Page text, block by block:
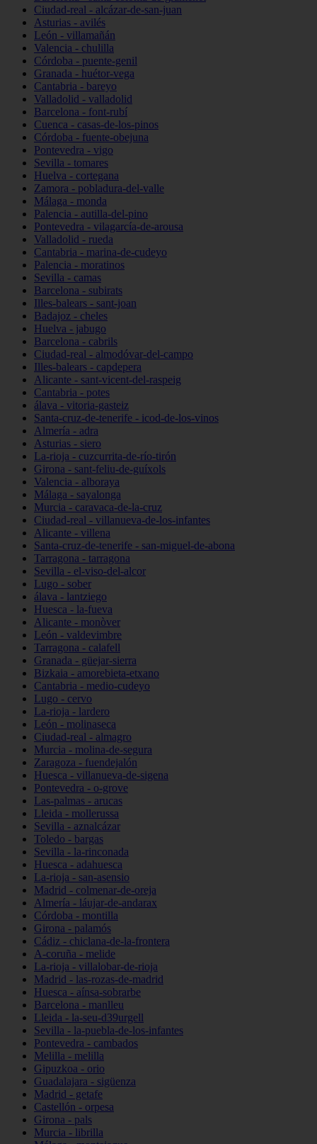
Ciudad-real - alcázar-de-san-juan
Asturias - avilés
León - villamañán
Valencia - chulilla
Córdoba - puente-genil
Granada - huétor-vega
Cantabria - bareyo
Valladolid - valladolid
Barcelona - font-rubí
Cuenca - casas-de-los-pinos
Córdoba - fuente-obejuna
Pontevedra - vigo
Sevilla - tomares
Huelva - cortegana
Zamora - pobladura-del-valle
Málaga - monda
Palencia - autilla-del-pino
Pontevedra - vilagarcía-de-arousa
Valladolid - rueda
Cantabria - marina-de-cudeyo
Palencia - moratinos
Sevilla - camas
Barcelona - subirats
Illes-balears - sant-joan
Badajoz - cheles
Huelva - jabugo
Barcelona - cabrils
Ciudad-real - almodóvar-del-campo
Illes-balears - capdepera
Alicante - sant-vicent-del-raspeig
Cantabria - potes
álava - vitoria-gasteiz
Santa-cruz-de-tenerife - icod-de-los-vinos
Almería - adra
Asturias - siero
La-rioja - cuzcurrita-de-río-tirón
Girona - sant-feliu-de-guíxols
Valencia - alboraya
Málaga - sayalonga
Murcia - caravaca-de-la-cruz
Ciudad-real - villanueva-de-los-infantes
Alicante - villena
Santa-cruz-de-tenerife - san-miguel-de-abona
Tarragona - tarragona
Sevilla - el-viso-del-alcor
Lugo - sober
álava - lantziego
Huesca - la-fueva
Alicante - monòver
León - valdevimbre
Tarragona - calafell
Granada - güejar-sierra
Bizkaia - amorebieta-etxano
Cantabria - medio-cudeyo
Lugo - cervo
La-rioja - lardero
León - molinaseca
Ciudad-real - almagro
Murcia - molina-de-segura
Zaragoza - fuendejalón
Huesca - villanueva-de-sigena
Pontevedra - o-grove
Las-palmas - arucas
Lleida - mollerussa
Sevilla - aznalcázar
Toledo - bargas
Sevilla - la-rinconada
Huesca - adahuesca
La-rioja - san-asensio
Madrid - colmenar-de-oreja
Almería - láujar-de-andarax
Córdoba - montilla
Girona - palamós
Cádiz - chiclana-de-la-frontera
A-coruña - melide
La-rioja - villalobar-de-rioja
Madrid - las-rozas-de-madrid
Huesca - aínsa-sobrarbe
Barcelona - manlleu
Lleida - la-seu-d39urgell
Sevilla - la-puebla-de-los-infantes
Pontevedra - cambados
Melilla - melilla
Gipuzkoa - orio
Guadalajara - sigüenza
Madrid - getafe
Castellón - orpesa
Girona - pals
Murcia - librilla